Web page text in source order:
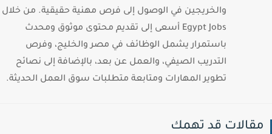
والخريجين في الوصول إلى فرص مهنية حقيقية. من خلال
Egypt Jobs أسعى إلى تقديم محتوى موثوق ومحدث
باستمرار يشمل الوظائف في مصر والخليج، وفرص
التدريب الصيفي، والعمل عن بعد، بالإضافة إلى نصائح
تطوير المهارات ومتابعة متطلبات سوق العمل الحديثة.
قد تهمك